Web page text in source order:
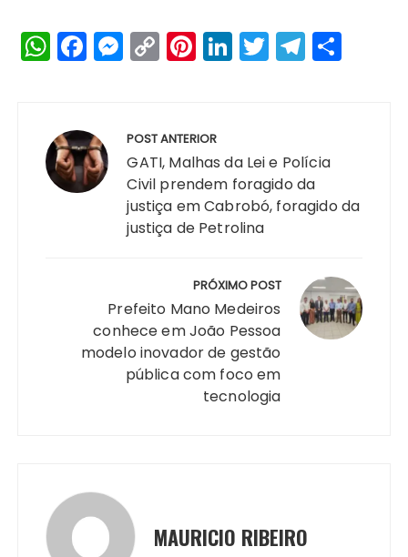
W
ts
A
p
F
e
b
o
M
s
e
n
g
er
C
y
Li
n
k
Pi
re
st
Li
dI
n
T
r
T
r
a
m
Post
POST ANTERIOR
GATI, Malhas da Lei e Polícia
Civil prendem foragido da
justiça em Cabrobó, foragido da
justiça de Petrolina
PRÓXIMO POST
Prefeito Mano Medeiros
conhece em João Pessoa
modelo inovador de gestão
pública com foco em
tecnologia
MAURICIO RIBEIRO